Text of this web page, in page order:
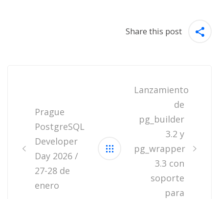
Share this post
Prague
PostgreSQL
Developer
Day 2026 /
27-28 de
enero
Lanzamiento
de
pg_builder
3.2 y
pg_wrapper
3.3 con
soporte
para